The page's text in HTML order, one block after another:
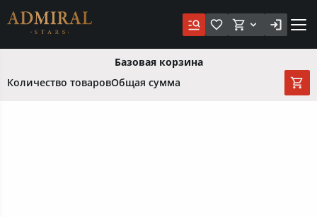
Базовая корзина
Количество товаровОбщая сумма